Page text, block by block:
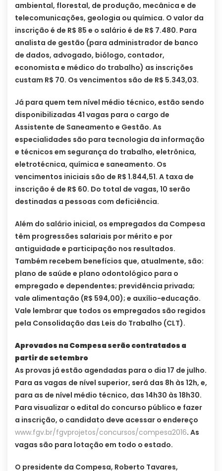
ambiental, florestal, de produção, mecânica e de
telecomunicações, geologia ou química. O valor da
inscrição é de R$ 85 e o salário é de R$ 7.480. Para
analista de gestão (para administrador de banco
de dados, advogado, biólogo, contador,
economista e médico do trabalho) as inscrições
custam R$ 70. Os vencimentos são de R$ 5.343,03.
Já para quem tem nível médio técnico, estão sendo
disponibilizadas 41 vagas para o cargo de
Assistente de Saneamento e Gestão. As
especialidades são para tecnologia da informação
e técnicos em segurança do trabalho, eletrônica,
eletrotécnica, química e saneamento. Os
vencimentos iniciais são de R$ 1.844,51. A taxa de
inscrição é de R$ 60. Do total de vagas, 10 serão
destinadas a pessoas com deficiência.
Além do salário inicial, os empregados da Compesa
têm progressões salariais por mérito e por
antiguidade e participação nos resultados.
Também recebem benefícios que, atualmente, são:
plano de saúde e plano odontológico para o
empregado e dependentes; previdência privada;
vale alimentação (R$ 594,00); e auxílio-educação.
Vale lembrar que todos os empregados são regidos
pela Consolidação das Leis do Trabalho (CLT).
Aprovados na Compesa serão contratados a
partir de setembro
As provas já estão agendadas para o dia 17 de julho.
Para as vagas de nível superior, será das 8h às 12h, e,
para as de nível médio técnico, das 14h30 às 18h30.
Para visualizar o edital do concurso público e fazer
a inscrição, o candidato deve acessar o endereço
www.fgv.br/fgvprojetos/concursos/compesa2016. As
vagas são para lotação em todo o estado.
O presidente da Compesa, Roberto Tavares,